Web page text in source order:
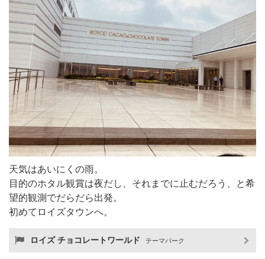
天気はあいにくの雨。
目的のホタル観賞は夜だし、それまでに止むだろう、と希
望的観測でだらだら出発。
初めてロイズタウンへ。
ロイズ チョコレートワールド テーマパーク